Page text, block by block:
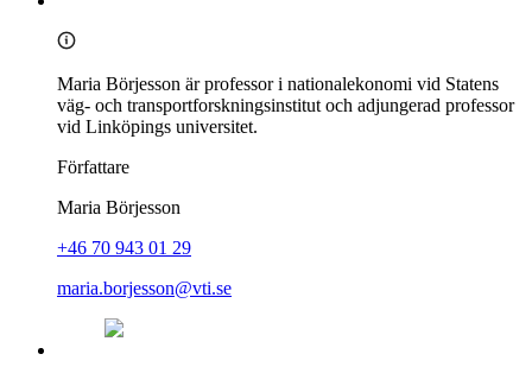
Maria Börjesson är professor i nationalekonomi vid Statens
väg- och transportforskningsinstitut och adjungerad professor
vid Linköpings universitet.
Författare
Maria Börjesson
+46 70 943 01 29
maria.borjesson@vti.se